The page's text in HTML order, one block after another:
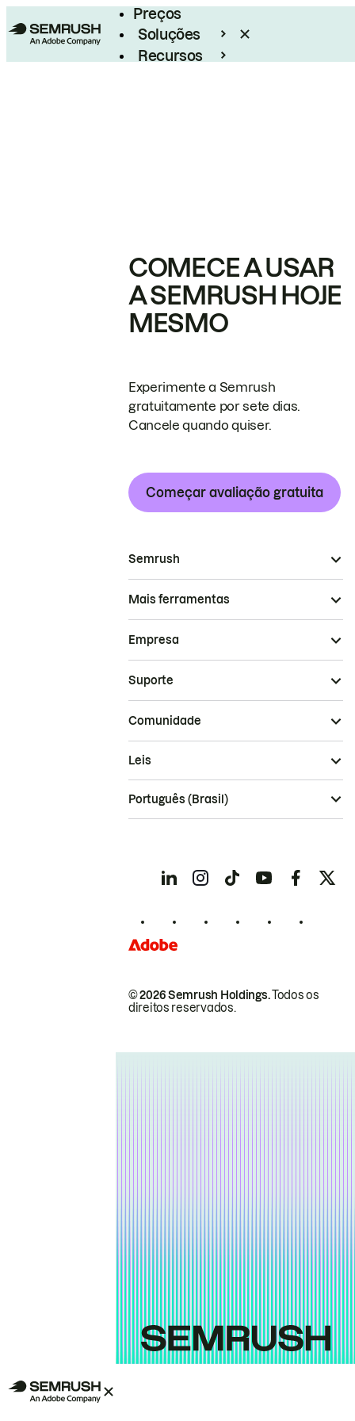
Preços
Soluções
Recursos
COMECE A USAR
A SEMRUSH HOJE
MESMO
Experimente a Semrush
gratuitamente por sete dias.
Cancele quando quiser.
Começar avaliação gratuita
Semrush
Mais ferramentas
Empresa
Suporte
Comunidade
© 2026 Semrush Holdings.Todos os
direitos reservados.
Leis
Português (Brasil)